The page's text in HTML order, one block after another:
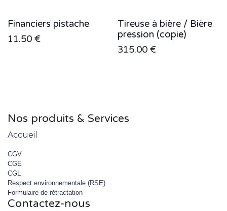
Sale
Financiers pistache
11.50 €
Tireuse à bière / Bière
pression (copie)
315.00€
Nos produits & Services
Accueil
CGV
CGE
CGL
Respect environnementale (RSE)
Formulaire de rétractation
Contactez-nous